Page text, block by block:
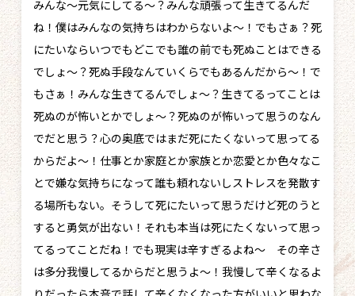
みんな〜元気にしてる〜？みんな頑張って生きてるんだ
ね！僕はみんなの気持ちはわからないよ〜！でもさぁ？死
にたいならいつでもどこでも誰の前でも死ぬことはできる
でしょ〜？死ぬ手段なんていくらでもあるんだから〜！で
もさぁ！みんな生きてるんでしょ〜？生きてるってことは
死ぬのが怖いとかでしょ〜？死ぬのが怖いって思うのなん
でだと思う？心の奥底ではまだ死にたくないって思ってる
からだよ〜！仕事とか家庭とか家族とか恋愛とか色々なこ
とで嫌な気持ちになって誰も頼れないしストレスを発散す
る場所もない。そうして死にたいって思うだけど死のうと
すると勇気が出ない！それも本当は死にたくないって思っ
てるってことだね！でも現実は辛すぎるよね〜 その辛さ
は多分我慢してるからだと思うよ〜！我慢して辛くなるよ